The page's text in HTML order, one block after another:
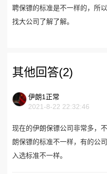
聘保镖的标准是不一样的，所
找大公司了解了解。
其他回答(2)
伊朗1正常
2021-8-22 22:32:46
现在的伊朗保镖公司非常多，
朗保镖的标准不一样，有的公
入选标准不一样。